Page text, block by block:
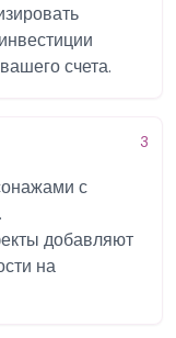
счета.
3
с
добавляют
на